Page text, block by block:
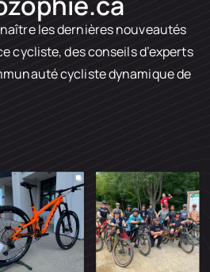
les dernières nouveautés
cycliste, des conseils d’experts
cycliste dynamique de